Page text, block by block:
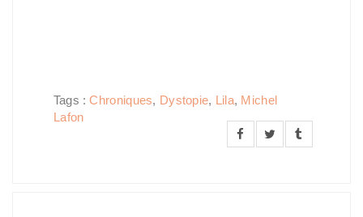
Tags :Chroniques, Dystopie, Lila, Michel
Lafon